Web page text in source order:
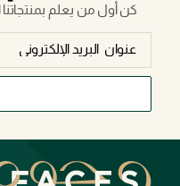
كن أول من يعلم بمنتجاتنا